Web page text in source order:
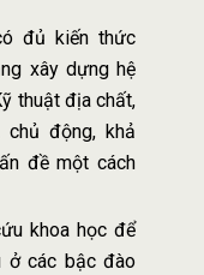
đủ kiến thức
xây dựng hệ
thuật địa chất,
động, khả
đề một cách
khoa học để
ở các bậc đào